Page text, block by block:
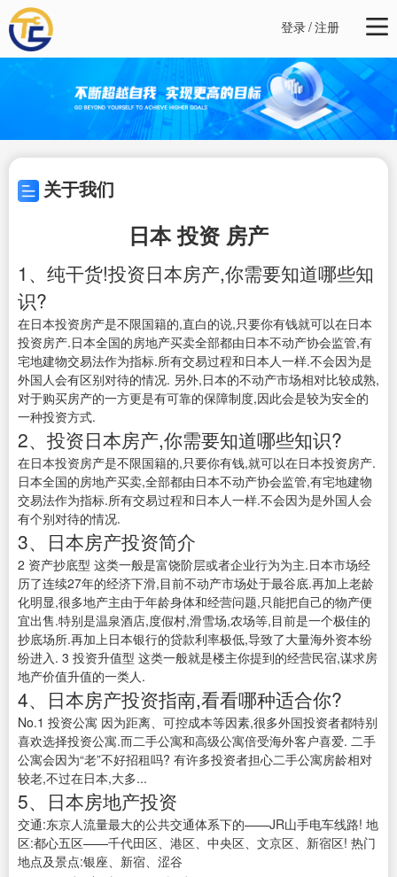
登录/注册
关于我们
日本 投资 房产
1、纯干货!投资日本房产,你需要知道哪些知
识?
在日本投资房产是不限国籍的,直白的说,只要你有钱就可以在日本
投资房产.日本全国的房地产买卖全部都由日本不动产协会监管,有
宅地建物交易法作为指标.所有交易过程和日本人一样.不会因为是
外国人会有区别对待的情况. 另外,日本的不动产市场相对比较成熟,
对于购买房产的一方更是有可靠的保障制度,因此会是较为安全的
一种投资方式.
2、投资日本房产,你需要知道哪些知识?
在日本投资房产是不限国籍的,只要你有钱,就可以在日本投资房产.
日本全国的房地产买卖,全部都由日本不动产协会监管,有宅地建物
交易法作为指标.所有交易过程和日本人一样.不会因为是外国人会
有个别对待的情况.
3、日本房产投资简介
2 资产抄底型 这类一般是富饶阶层或者企业行为为主.日本市场经
历了连续27年的经济下滑,目前不动产市场处于最谷底.再加上老龄
化明显,很多地产主由于年龄身体和经营问题,只能把自己的物产便
宜出售.特别是温泉酒店,度假村,滑雪场,农场等,目前是一个极佳的
抄底场所.再加上日本银行的贷款利率极低,导致了大量海外资本纷
纷进入. 3 投资升值型 这类一般就是楼主你提到的经营民宿,谋求房
地产价值升值的一类人.
4、日本房产投资指南,看看哪种适合你?
No.1 投资公寓 因为距离、可控成本等因素,很多外国投资者都特别
喜欢选择投资公寓.而二手公寓和高级公寓倍受海外客户喜爱. 二手
公寓会因为“老”不好招租吗? 有许多投资者担心二手公寓房龄相对
较老,不过在日本,大多...
5、日本房地产投资
交通:东京人流量最大的公共交通体系下的——JR山手电车线路! 地
区:都心五区——千代田区、港区、中央区、文京区、新宿区! 热门
地点及景点:银座、新宿、涩谷